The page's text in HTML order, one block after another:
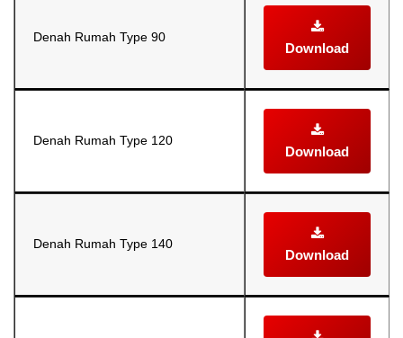
Denah Rumah Type 90
Download
Denah Rumah Type 120
Download
Denah Rumah Type 140
Download